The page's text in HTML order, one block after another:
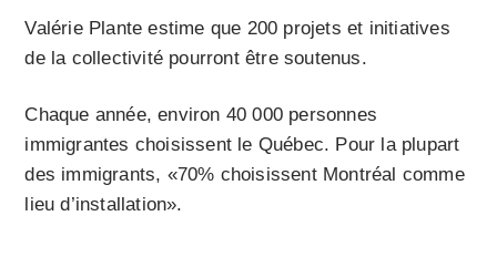
Valérie Plante estime que 200 projets et initiatives
de la collectivité pourront être soutenus.
Chaque année, environ 40 000 personnes
immigrantes choisissent le Québec. Pour la plupart
des immigrants, «70% choisissent Montréal comme
lieu d’installation».